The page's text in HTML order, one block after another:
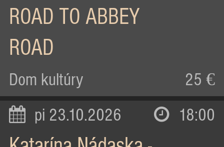
ROAD TO ABBEY
ROAD
Dom kultúry 25 €
pi 23.10.2026 18:00